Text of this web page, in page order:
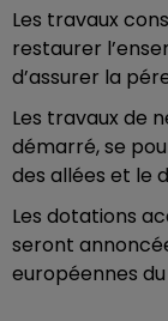
Les travaux
restaurer
d’assurer la
Les travaux de
démarré, se
des allées et le
Les dotations
seront
européennes